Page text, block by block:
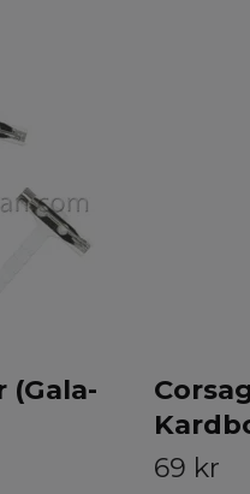
(Gala-
69 kr